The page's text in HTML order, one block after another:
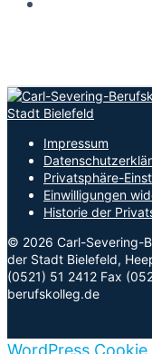
Impressum
Privatsphäre-
Einwilligungen
Historie der
© 2026 Carl-Severing-
der Stadt Bielefeld,
(0521) 51 2412 Fax
berufskolleg.de
WordPress